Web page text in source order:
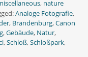
, nature
Analoge Fotografie,
, Brandenburg,Canon
,Gebäude, Natur,
,Schloß,Schloßpark,